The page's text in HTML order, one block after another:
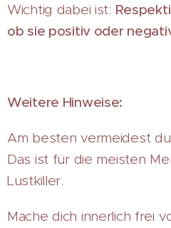
Wichtig dabei ist:
ob sie positiv oder
Weitere Hinweise:
Am besten vermeidest
Das ist für die meisten
Lustkiller.
Mache dich innerlich frei